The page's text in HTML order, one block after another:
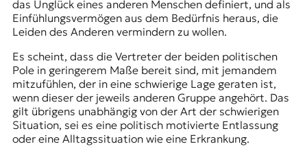
das Unglück eines anderen Menschen definiert, und als
Einfühlungsvermögen aus dem Bedürfnis heraus, die
Leiden des Anderen vermindern zu wollen.
Es scheint, dass die Vertreter der beiden politischen
Pole in geringerem Maße bereit sind, mit jemandem
mitzufühlen, der in eine schwierige Lage geraten ist,
wenn dieser der jeweils anderen Gruppe angehört. Das
gilt übrigens unabhängig von der Art der schwierigen
Situation, sei es eine politisch motivierte Entlassung
oder eine Alltagssituation wie eine Erkrankung.